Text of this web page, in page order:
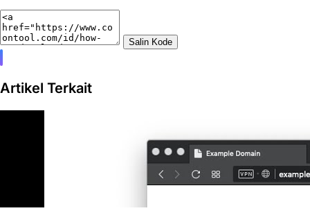
Salin Kode
Artikel Terkait